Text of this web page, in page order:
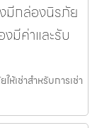
มีกล่องนิรภัย
งมีค่าและรับ
เช่าสำหรับการเช่า